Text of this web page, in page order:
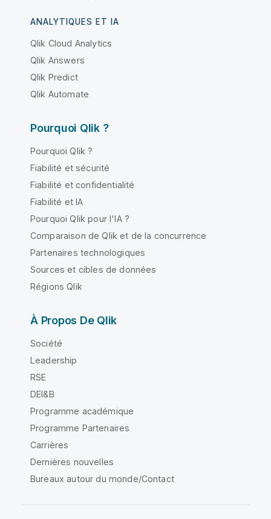
ANALYTIQUES ET IA
Qlik Cloud Analytics
Qlik Answers
Qlik Predict
Qlik Automate
Pourquoi Qlik ?
Pourquoi Qlik ?
Fiabilité et sécurité
Fiabilité et confidentialité
Fiabilité et IA
Pourquoi Qlik pour l'IA ?
Comparaison de Qlik et de la concurrence
Partenaires technologiques
Sources et cibles de données
Régions Qlik
À Propos De Qlik
Société
Leadership
RSE
DEI&B
Programme académique
Programme Partenaires
Carrières
Dernières nouvelles
Bureaux autour du monde/Contact